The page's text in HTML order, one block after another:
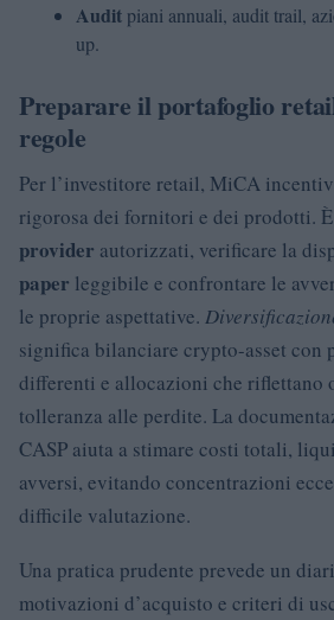
Audit piani annuali, audit trail,
up.
Preparare il portafoglio
regole
Per l’investitore retail, MiCA
rigorosa dei fornitori e dei prodotti.
provider autorizzati, verificare la
paper leggibile e confrontare le
le proprie aspettative.
significa bilanciare crypto-asset
differenti e allocazioni che riflettano
tolleranza alle perdite. La
CASP aiuta a stimare costi totali,
avversi, evitando concentrazioni
difficile valutazione.
Una pratica prudente prevede un
motivazioni d’acquisto e criteri di